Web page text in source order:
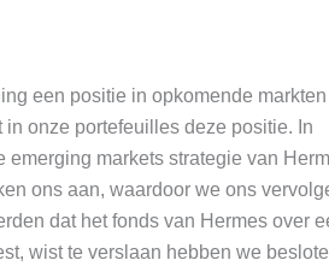
een positie in opkomende
onze portefeuilles deze positie. In
markets strategie van
ons aan, waardoor we ons
dat het fonds van Hermes over
wist te verslaan hebben we